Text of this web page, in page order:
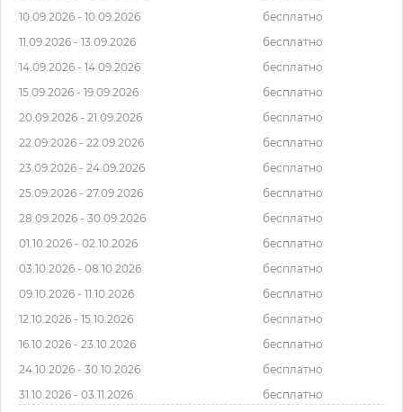
10.09.2026 - 10.09.2026
11.09.2026 - 13.09.2026
14.09.2026 - 14.09.2026
15.09.2026 - 19.09.2026
20.09.2026 - 21.09.2026
22.09.2026 - 22.09.2026
23.09.2026 - 24.09.2026
25.09.2026 - 27.09.2026
28.09.2026 - 30.09.2026
01.10.2026 - 02.10.2026
03.10.2026 - 08.10.2026
09.10.2026 - 11.10.2026
12.10.2026 - 15.10.2026
16.10.2026 - 23.10.2026
24.10.2026 - 30.10.2026
31.10.2026 - 03.11.2026
бесплатно
бесплатно
бесплатно
бесплатно
бесплатно
бесплатно
бесплатно
бесплатно
бесплатно
бесплатно
бесплатно
бесплатно
бесплатно
бесплатно
бесплатно
бесплатно